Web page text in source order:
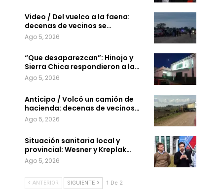
Video / Del vuelco a la faena:
decenas de vecinos se…
Ago 5, 2026
“Que desaparezcan”: Hinojo y
Sierra Chica respondieron a la…
Ago 5, 2026
Anticipo / Volcó un camión de
hacienda: decenas de vecinos…
Ago 5, 2026
Situación sanitaria local y
provincial: Wesner y Kreplak…
Ago 5, 2026
ANTERIOR SIGUIENTE 1 De 2